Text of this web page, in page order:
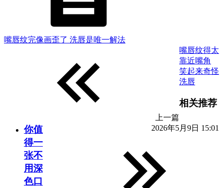
嘴唇纹完像画歪了 洗唇是唯一解法
上一篇
2026年5月9日 15:01
嘴唇纹得太
靠近嘴角
笑起来奇怪
洗唇
相关推荐
你值
得一
张不
用深
色口